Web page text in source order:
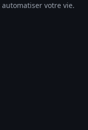
votre vie.